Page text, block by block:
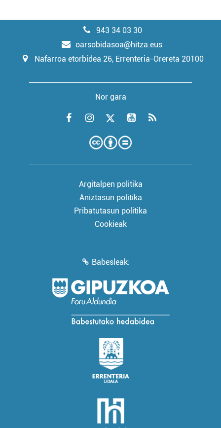
943 34 03 30
oarsobidasoa@hitza.eus
Nafarroa etorbidea 26, Errenteria-Orereta 20100
Nor gara
Argitalpen politika
Aniztasun politika
Pribatutasun politika
Cookieak
Babesleak: